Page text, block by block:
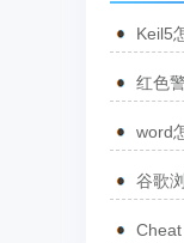
Keil5
红色
word
谷歌